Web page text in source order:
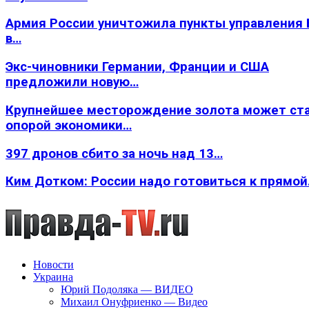
Армия России уничтожила пункты
в…
Экс-чиновники Германии, Франции и США
предложили новую…
Крупнейшее месторождение золота может
опорой экономики…
397 дронов сбито за ночь над 13…
Ким Дотком: России надо готовиться к
Новости
Украина
Юрий Подоляка — ВИДЕО
Михаил Онуфриенко — Видео